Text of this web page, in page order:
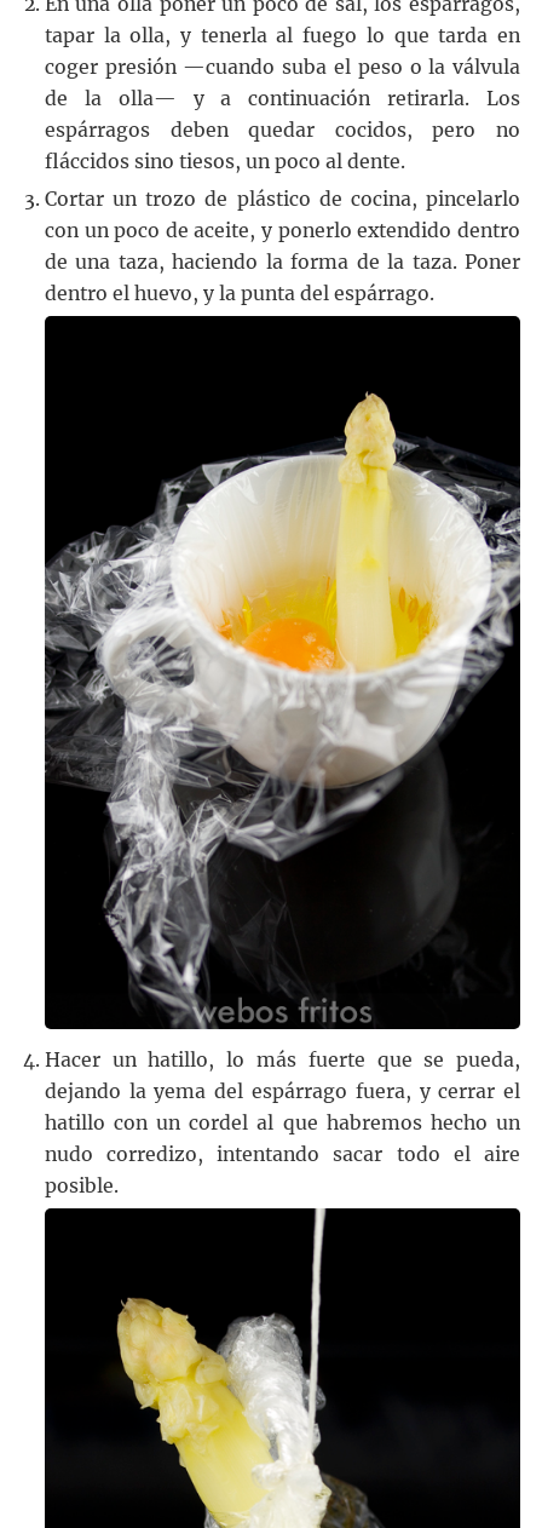
tapar la olla, y tenerla al fuego lo que tarda en
coger presión —cuando suba el peso o la válvula
de la olla— y a continuación retirarla. Los
espárragos deben quedar cocidos, pero no
fláccidos sino tiesos, un poco al dente.
Cortar un trozo de plástico de cocina, pincelarlo
con un poco de aceite, y ponerlo extendido dentro
de una taza, haciendo la forma de la taza. Poner
dentro el huevo, y la punta del espárrago.
Hacer un hatillo, lo más fuerte que se pueda,
dejando la yema del espárrago fuera, y cerrar el
hatillo con un cordel al que habremos hecho un
nudo corredizo, intentando sacar todo el aire
posible.